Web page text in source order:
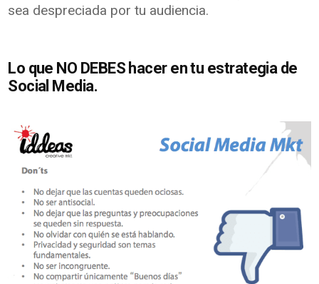
sea despreciada por tu audiencia.
Lo que NO DEBES hacer en tu estrategia de
Social Media.